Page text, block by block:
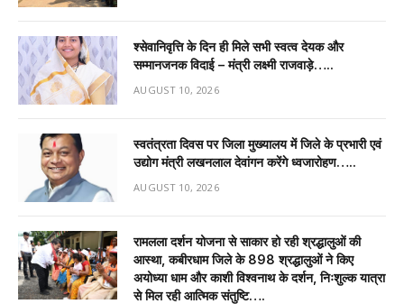
श्सेवानिवृत्ति के दिन ही मिले सभी स्वत्व देयक और
सम्मानजनक विदाई – मंत्री लक्ष्मी राजवाड़े…..
AUGUST 10, 2026
स्वतंत्रता दिवस पर जिला मुख्यालय में जिले के प्रभारी एवं
उद्योग मंत्री लखनलाल देवांगन करेंगे ध्वजारोहण…..
AUGUST 10, 2026
रामलला दर्शन योजना से साकार हो रही श्रद्धालुओं की
आस्था, कबीरधाम जिले के 898 श्रद्धालुओं ने किए
अयोध्या धाम और काशी विश्वनाथ के दर्शन, निःशुल्क यात्रा
से मिल रही आत्मिक संतुष्टि….